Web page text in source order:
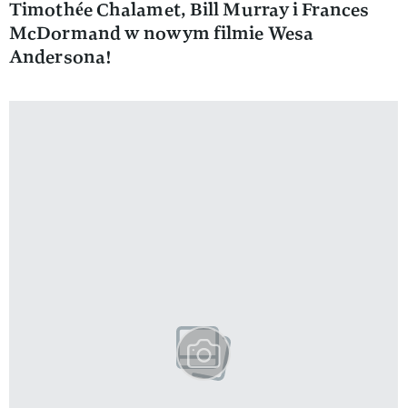
Timothée Chalamet, Bill Murray i Frances
McDormand w nowym filmie Wesa
Andersona!